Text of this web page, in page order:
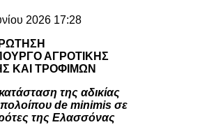
2026 17:28
ΑΓΡΟΤΙΚΗΣ
ΚΑΙ ΤΡΟΦΙΜΩΝ
της αδικίας
de minimis σε
της Ελασσόνας